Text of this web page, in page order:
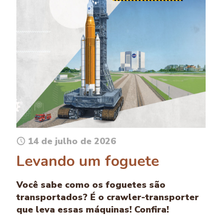
14 de julho de 2026
Levando um foguete
Você sabe como os foguetes são
transportados? É o crawler-transporter
que leva essas máquinas! Confira!